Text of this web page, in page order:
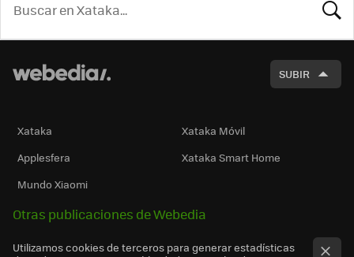
SUBIR
Xataka
Xataka Móvil
Applesfera
Xataka Smart Home
Mundo Xiaomi
Otras publicaciones de Webedia
Utilizamos cookies de terceros para generar estadísticas